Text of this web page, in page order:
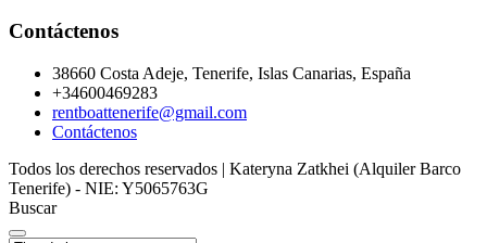
Contáctenos
38660 Costa Adeje, Tenerife, Islas Canarias, España
+34600469283
rentboattenerife@gmail.com
Contáctenos
Todos los derechos reservados | Kateryna Zatkhei (Alquiler Barco
Tenerife) - NIE: Y5065763G
Buscar